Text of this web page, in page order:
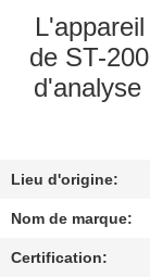
VISITE
D'USINE
QUALITÉ
de ST-
d'analyse
Lieu d'origine:
Nom de marque:
Certification: